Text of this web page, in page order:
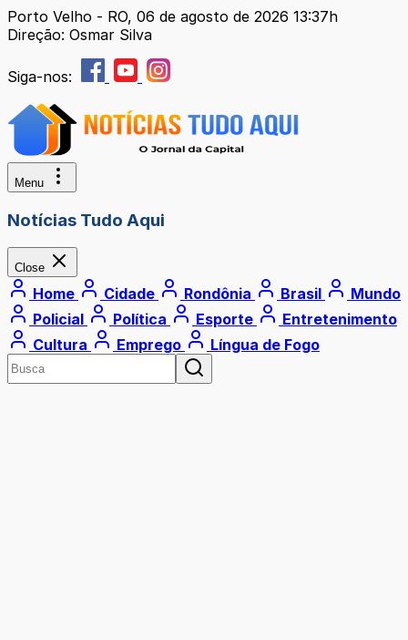
Porto Velho - RO, 06 de agosto de 2026 13:37h
Direção: Osmar Silva
Siga-nos:
Menu
Notícias Tudo Aqui
Close
Home Cidade Rondônia Brasil
Mundo
Policial
Política Esporte
Entretenimento
Cultura
Emprego Língua de Fogo